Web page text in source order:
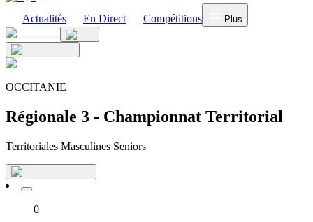
Actualités En Direct Compétitions Plus
OCCITANIE
Régionale 3 - Championnat Territorial
Territoriales Masculines Seniors
0